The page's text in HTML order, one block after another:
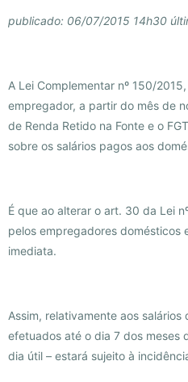
publicado: 06/07/2015 14h30
A Lei Complementar nº 150/
empregador, a partir do mês de
de Renda Retido na Fonte e o
sobre os salários pagos aos
É que ao alterar o art. 30 da Lei
pelos empregadores domésticos
imediata.
Assim, relativamente aos
efetuados até o dia 7 dos meses
dia útil – estará sujeito à